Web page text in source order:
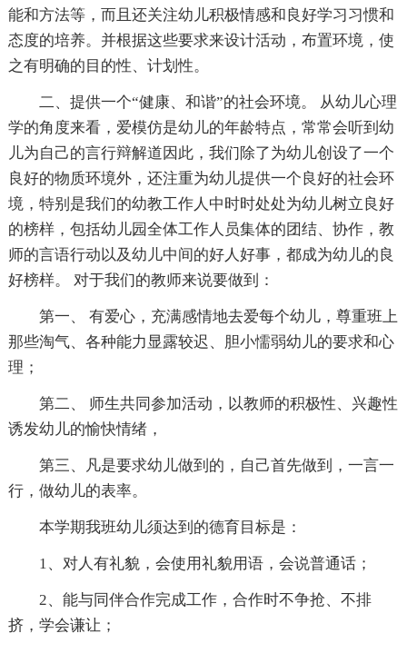
能和方法等，而且还关注幼儿积极情感和良好学习习惯和
态度的培养。并根据这些要求来设计活动，布置环境，使
之有明确的目的性、计划性。
二、提供一个“健康、和谐”的社会环境。 从幼儿心理
学的角度来看，爱模仿是幼儿的年龄特点，常常会听到幼
儿为自己的言行辩解道因此，我们除了为幼儿创设了一个
良好的物质环境外，还注重为幼儿提供一个良好的社会环
境，特别是我们的幼教工作人中时时处处为幼儿树立良好
的榜样，包括幼儿园全体工作人员集体的团结、协作，教
师的言语行动以及幼儿中间的好人好事，都成为幼儿的良
好榜样。 对于我们的教师来说要做到：
第一、 有爱心，充满感情地去爱每个幼儿，尊重班上
那些淘气、各种能力显露较迟、胆小懦弱幼儿的要求和心
理；
第二、 师生共同参加活动，以教师的积极性、兴趣性
诱发幼儿的愉快情绪，
第三、凡是要求幼儿做到的，自己首先做到，一言一
行，做幼儿的表率。
本学期我班幼儿须达到的德育目标是：
1、对人有礼貌，会使用礼貌用语，会说普通话；
2、能与同伴合作完成工作，合作时不争抢、不排
挤，学会谦让；